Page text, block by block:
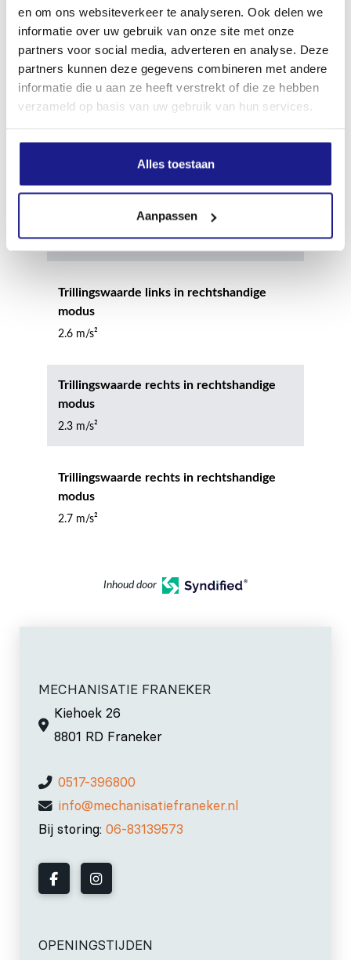
en om ons websiteverkeer te analyseren. Ook delen we
informatie over uw gebruik van onze site met onze
partners voor social media, adverteren en analyse. Deze
partners kunnen deze gegevens combineren met andere
informatie die u aan ze heeft verstrekt of die ze hebben
verzameld op basis van uw gebruik van hun services.
Alles toestaan
Aanpassen
Geluidsvermogenniveau
109.0 dB(A)
2.6 m/s²
Trillingswaarde links in rechtshandige
modus
2.6 m/s²
Trillingswaarde rechts in rechtshandige
modus
2.3 m/s²
Trillingswaarde rechts in rechtshandige
modus
2.7 m/s²
Inhoud door
MECHANISATIE FRANEKER
Kiehoek 26
8801 RD Franeker
0517-396800
info@mechanisatiefraneker.nl
Bij storing: 06-83139573
OPENINGSTIJDEN